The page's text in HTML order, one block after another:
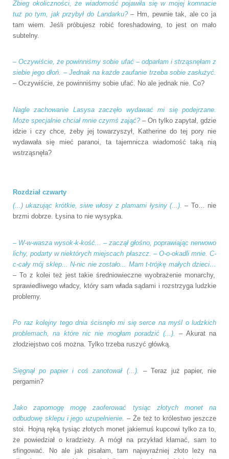
Zbieg okoliczności, że wiadomość pojawiła się w mojej komnacie
tuż po tym, jak przybył do Landarku?– Hm, pewnie tak, ale co ja
tam wiem. Jeśli próbujesz robić foreshadowing, to jest on mało
subtelny.
– Oczywiście, że powinniśmy sobie ufać – odparłam i strząsnęłam z
siebie jego dłoń. – Jednak na każde zaufanie trzeba sobie zasłużyć.
– Oczywiście, że powinniśmy sobie ufać. No ale jednak nie. Co?
Nagle zachowanie Lasysa zaczęło wydawać mi się podejrzane.
Może specjalnie chciał mnie czymś zająć?– On tylko zapytał, gdzie
idzie i czy chce, żeby jej towarzyszył, Katherine do tej pory nie
wydawała się mieć paranoi, ta tajemnicza wiadomość taką nią
wstrząsnęła?
Rozdział czwarty
(...) ukazując krótkie, siwe włosy z plamami łysiny (...).– To… nie
brzmi dobrze. Łysina to nie wysypka.
– W-w-wasza wysok-k-kość... – zaczął głośno, poprawiając nerwowo
lichy, podarty w niektórych miejscach płaszcz. – O-o-okadli mnie. C-
c-cały mój sklep... N-nic nie zostało... Mam t-trójkę małych dzieci…
– To z kolei też jest takie średniowieczne wyobrażenie monarchy,
sprawiedliwego władcy, który sam włada sądami i rozstrzyga ludzkie
problemy.
Po raz kolejny tego dnia ścisnęło mi się serce na myśl o ludzkich
problemach, na które nic nie mogłam poradzić (...).– Akurat na
złodziejstwo coś można. Tylko trzeba ruszyć główką.
Sięgnął po papier i coś zanotował (...). – Teraz już papier, nie
pergamin?
Jako zapomogę mogę zaoferować tysiąc złotych monet na
odbudowę sklepu i jego uzupełnienie. – Że też to królestwo jeszcze
stoi. Hojną ręką tysiąc złotych monet jakiemuś kupcowi tylko za to,
że powiedział o kradzieży. A mógł na przykład kłamać, sam to
sfingować. No ale jak pisałam, tam najwyraźniej złoto leży na